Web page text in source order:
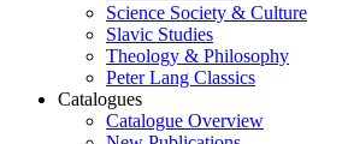
Science Society & Culture
Slavic Studies
Theology & Philosophy
Peter Lang Classics
Catalogues
Catalogue Overview